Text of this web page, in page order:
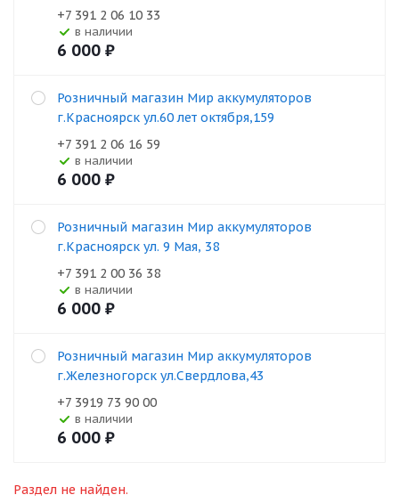
+7 391 2 06 10 33
В наличии
6 000 ₽
Розничный магазин Мир аккумуляторов
г.Красноярск ул.60 лет октября,159
+7 391 2 06 16 59
В наличии
6 000 ₽
Розничный магазин Мир аккумуляторов
г.Красноярск ул. 9 Мая, 38
+7 391 2 00 36 38
В наличии
6 000 ₽
Розничный магазин Мир аккумуляторов
г.Железногорск ул.Свердлова,43
+7 3919 73 90 00
В наличии
6 000 ₽
Раздел не найден.